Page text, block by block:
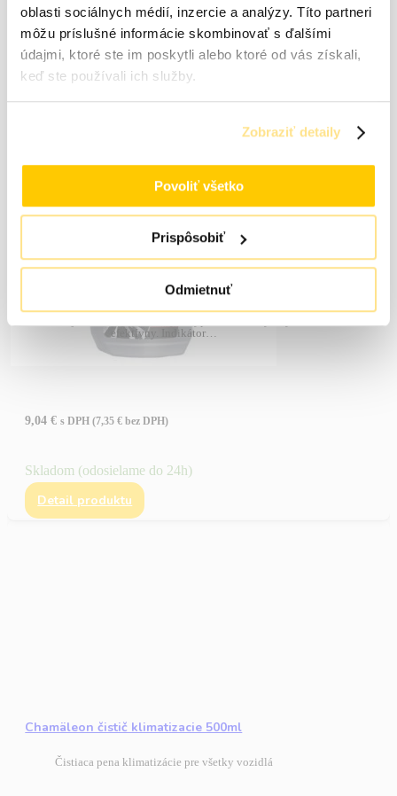
oblasti sociálnych médií, inzercie a analýzy. Títo partneri
môžu príslušné informácie skombinovať s ďalšími
údajmi, ktoré ste im poskytli alebo ktoré od vás získali,
keď ste používali ich služby.
Zobraziť detaily
Povoliť všetko
Prispôsobiť
Odmietnuť
Skladom (odosielame do 24h)
Detail produktu
Chamäleon čistič diskov super silný 650ml
efektívny. Indikátor…
9,04€ s DPH (7,35€ bez DPH)
Skladom (odosielame do 24h)
Detail produktu
Chamäleon čistič klimatizacie 500ml
Čistiaca pena klimatizácie pre všetky vozidlá